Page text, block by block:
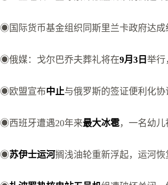
◉国际货币基金组织同斯里兰卡政府达成
◉俄媒：戈尔巴乔夫葬礼将在9月3日举行
◉欧盟宣布中止与俄罗斯的签证便利化协
◉西班牙遭遇20年来最大冰雹，一名幼
◉苏伊士运河搁浅油轮重新浮起，运河恢